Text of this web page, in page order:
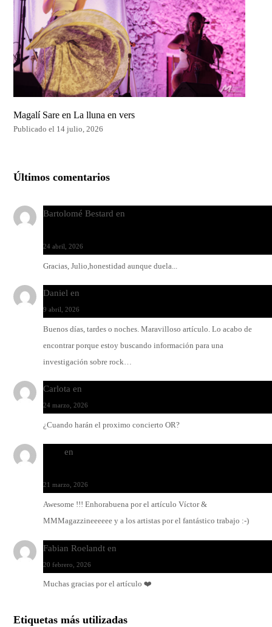
Magalí Sare en La lluna en vers
Publicado el 14 julio, 2026
Últimos comentarios
Bartolomé Bestard en
24 abril, 2026
Gracias, Julio,honestidad aunque duela...
Daniel en
9 abril, 2026
Buenos días, tardes o noches. Maravilloso artículo. Lo acabo de
encontrar porque estoy buscando información para una
investigación sobre rock…
Carlota en
24 marzo, 2026
¿Cuando harán el proximo concierto OR?
en
21 marzo, 2026
Awesome !!! Enhorabuena por el artículo Víctor &
MMMagazzineeeeee y a los artistas por el fantástico trabajo :-)
Fabian Roelandt en
20 febrero, 2026
Muchas gracias por el artículo ❤️
Etiquetas más utilizadas